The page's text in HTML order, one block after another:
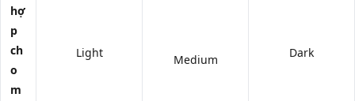
hợ
p
ch
o
m
Light Medium Dark